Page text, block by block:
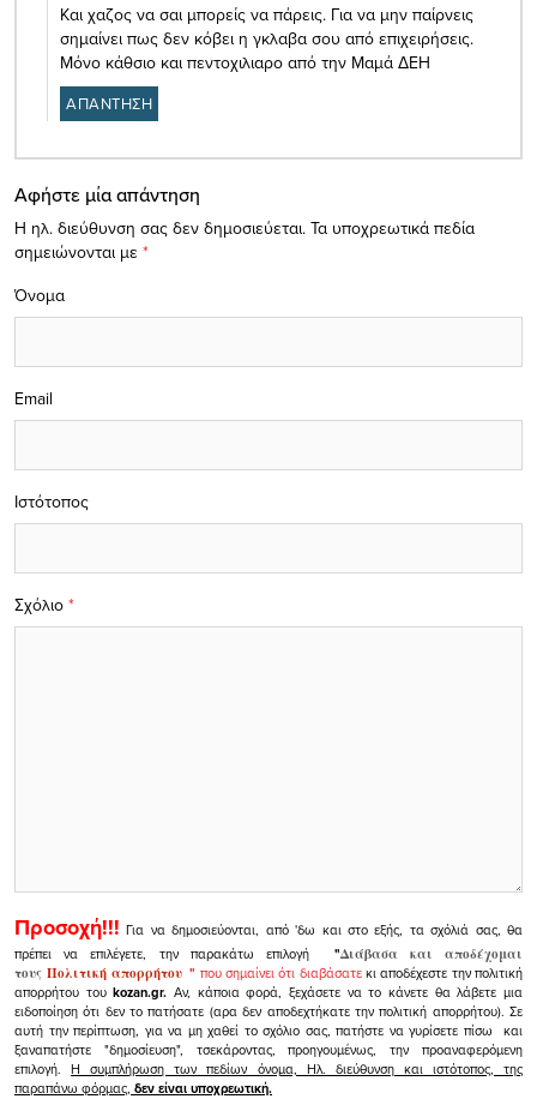
Και χαζος να σαι μπορείς να πάρεις. Για να μην παίρνεις
σημαίνει πως δεν κόβει η γκλαβα σου από επιχειρήσεις.
Μόνο κάθσιο και πεντοχιλιαρο από την Μαμά ΔΕΗ
ΑΠΑΝΤΗΣΗ
Αφήστε μία απάντηση
Η ηλ. διεύθυνση σας δεν δημοσιεύεται. Τα υποχρεωτικά πεδία
σημειώνονται με *
Σχόλιο *
Όνομα
Email
Ιστότοπος
Προσοχή!!! Για να δημοσιεύονται, από 'δω και στο εξής, τα σχόλιά σας, θα
πρέπει να επιλέγετε, την παρακάτω επιλογή
"Διάβασα και αποδέχομαι
τουςΠολιτική απορρήτου" που σημαίνει ότι διαβάσατεκι αποδέχεστε την πολιτική
απορρήτου τουkozan.gr. Αν, κάποια φορά, ξεχάσετε να το κάνετε θα λάβετε μια
ειδοποίηση ότι δεν το πατήσατε (αρα δεν αποδεχτήκατε την πολιτική απορρήτου). Σε
αυτή την περίπτωση, για να μη χαθεί το σχόλιο σας, πατήστε να γυρίσετε πίσω και
ξαναπατήστε "δημοσίευση", τσεκάροντας, προηγουμένως, την προαναφερόμενη
επιλογή.Η συμπλήρωση των πεδίων όνομα, Ηλ. διεύθυνση και ιστότοπος, της
παραπάνω φόρμας, δεν είναι υποχρεωτική.